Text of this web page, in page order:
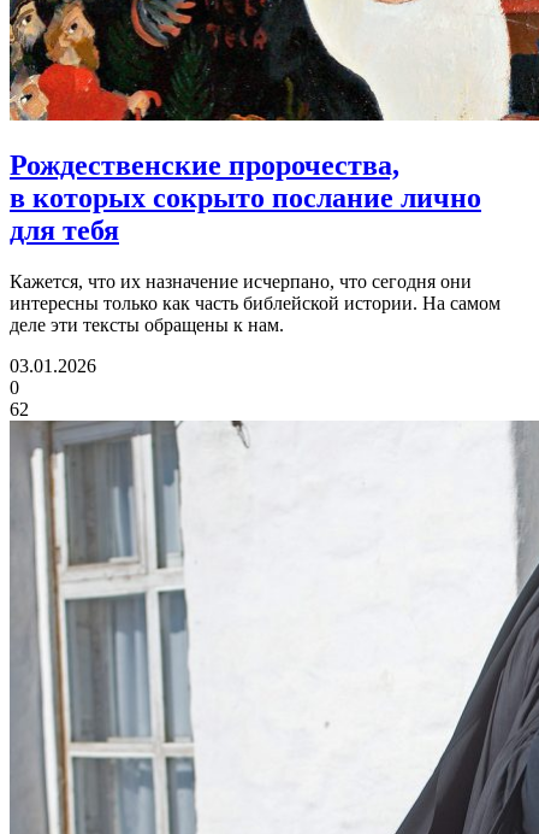
Рождественские пророчества,
в которых сокрыто послание лично
для тебя
Кажется, что их назначение исчерпано, что сегодня они
интересны только как часть библейской истории. На самом
деле эти тексты обращены к нам.
03.01.2026
0
62